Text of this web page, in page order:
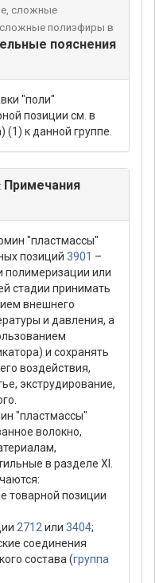
сложные
полиэфиры в
пояснения
"поли"
позиции см. в
к данной группе.
Примечания
"пластмассы"
позиций 3901 –
полимеризации или
стадии принимать
внешнего
и давления, а
и сохранять
воздействия,
экструдирование,
"пластмассы"
волокно,
в разделе XI.
товарной позиции
2712 или 3404;
соединения
состава (группа